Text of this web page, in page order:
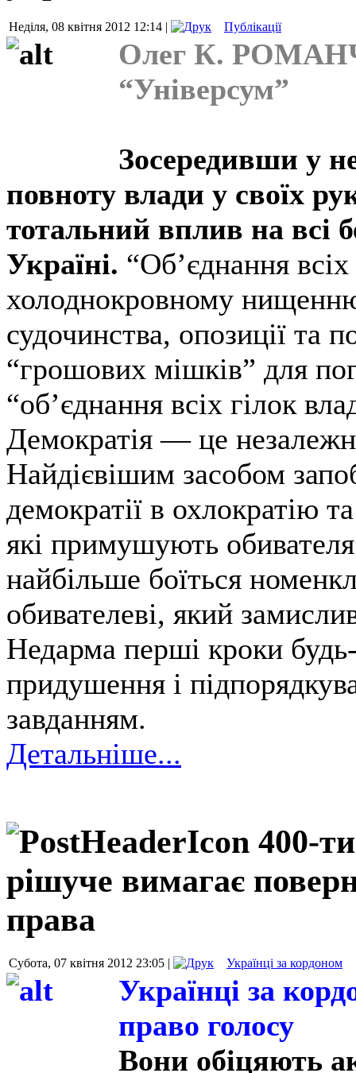
Неділя, 08 квітня 2012 12:14 | Публікації
Олег К.
“Універсум”
Зосередивши у
повноту влади у своїх
тотальний вплив на всі
Україні. “Об’єднання
холоднокровному
судочинства, опозиції та
“грошових мішків” для
“об’єднання всіх гілок
Демократія — це
Найдієвішим засобом
демократії в охлократію
які примушують
найбільше боїться
обивателеві, який
Недарма перші кроки
придушення і
завданням.
Детальніше...
400-
рішуче вимагає
права
Субота, 07 квітня 2012 23:05 | Українці за кордоном
Українці за
право голосу
Вони обіцяють